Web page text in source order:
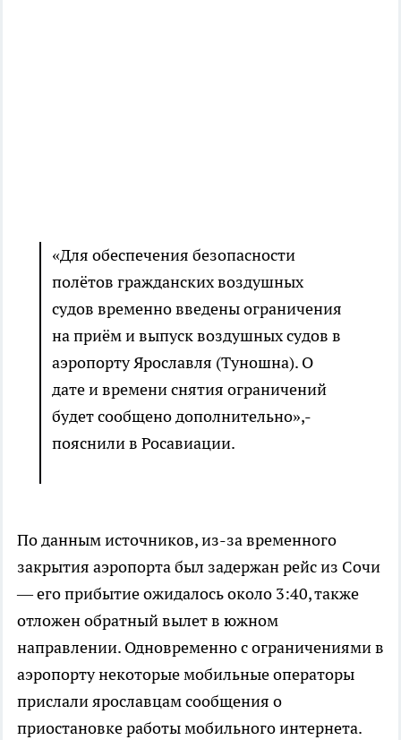
«Для обеспечения безопасности
полётов гражданских воздушных
судов временно введены ограничения
на приём и выпуск воздушных судов в
аэропорту Ярославля (Туношна). О
дате и времени снятия ограничений
будет сообщено дополнительно»,-
пояснили в Росавиации.
По данным источников, из-за временного
закрытия аэропорта был задержан рейс из Сочи
— его прибытие ожидалось около 3:40, также
отложен обратный вылет в южном
направлении. Одновременно с ограничениями в
аэропорту некоторые мобильные операторы
прислали ярославцам сообщения о
приостановке работы мобильного интернета.